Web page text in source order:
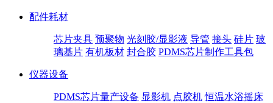
配件耗材
芯片夹具 预聚物 光刻胶/显影液 导管 接头 硅片 玻
璃基片 有机板材 封合胶 PDMS芯片制作工具包
仪器设备
PDMS芯片量产设备 显影机 点胶机 恒温水浴摇床